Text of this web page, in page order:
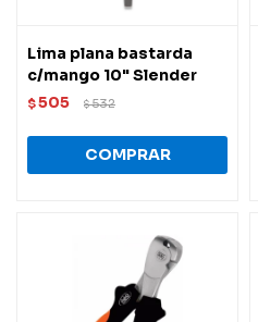
Lima plana bastarda
c/mango 10" Slender
$505 $532